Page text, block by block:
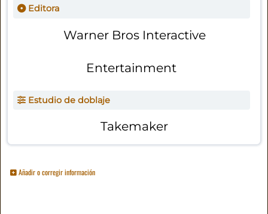
Editora
Warner Bros Interactive
Entertainment
Estudio de doblaje
Takemaker
Añadir o corregir información